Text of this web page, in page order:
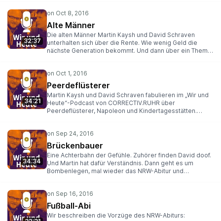
diskutieren die beiden Jungs darüber, welches System
hinter der Verbindung zwischen Peggy und den NSU-
Nazis stecken könnte, warum die Ruhrbühnen den
Kulturetats im Revier schaden und was eine
Vierfachsteckdose mit sächsischen Verhältnissen zu tun
hat.
32:37
Alte Männer
Die alten Männer Martin Kaysh und David Schraven
unterhalten sich über die Rente. Wie wenig Geld die
nächste Generation bekommt. Und dann über ein Thema,
eigenes Wort kaum versteht. Aber wir gewöhnen uns
dran. Am Schluss geht es um das Theater Dortmund. Und
David packt den imaginären Seidenschal aus.
34:21
Peerdeflüsterer
Martin Kaysh und David Schraven fabulieren im „Wir und
Heute“-Podcast von CORRECTIV.RUHR über
Peerdeflüsterer, Napoleon und Kindertagesstätten.
Stahllindustrie allerdings zerfällt.
34:34
Brückenbauer
Eine Achterbahn der Gefühle. Zuhörer finden David doof.
Und Martin hat dafür Verständnis. Dann geht es um
Bombenlegen, mal wieder das NRW-Abitur und
Kapitalismus gelobt, weil sich immer einer findet, der
sich für Dich in die Schlange stellt.
Fußball-Abi
Wir beschreiben die Vorzüge des NRW-Abiturs: